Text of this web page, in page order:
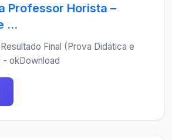
Professor Horista –
...
Final (Prova Didática e
- okDownload